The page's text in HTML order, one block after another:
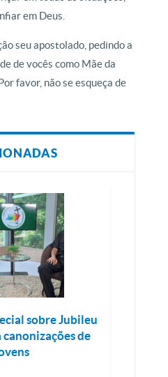
em Deus.
seu apostolado, pedindo a
de vocês como Mãe da
favor, não se esqueça de
sobre Jubileu
de